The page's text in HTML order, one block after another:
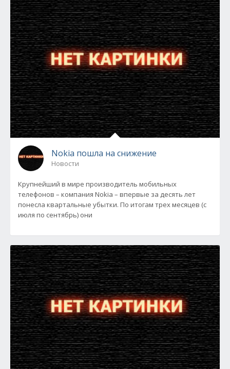
Nokia пошла на снижение
Новости
Крупнейший в мире производитель мобильных
телефонов – компания Nokia – впервые за десять лет
понесла квартальные убытки. По итогам трех месяцев (с
июля по сентябрь) они